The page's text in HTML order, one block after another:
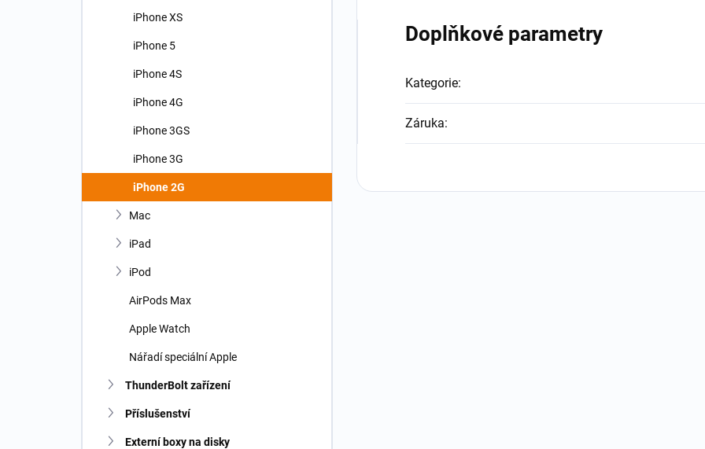
iPhone XS
iPhone 5
iPhone 4S
iPhone 4G
iPhone 3GS
iPhone 3G
iPhone 2G
Mac
iPad
iPod
AirPods Max
Apple Watch
Nářadí speciální Apple
ThunderBolt zařízení
Příslušenství
Externí boxy na disky
Doplňkové parametry
Kategorie:
Záruka: